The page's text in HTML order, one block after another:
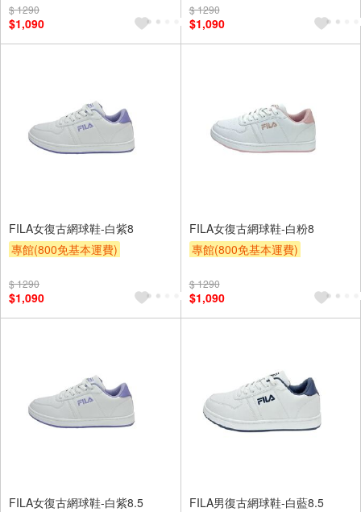
$ 1290
$1,090
$ 1290
$1,090
FILA女復古網球鞋-白紫8
專館(800免基本運費)
$ 1290
$1,090
FILA女復古網球鞋-白粉8
專館(800免基本運費)
$ 1290
$1,090
FILA女復古網球鞋-白紫8.5
FILA男復古網球鞋-白藍8.5